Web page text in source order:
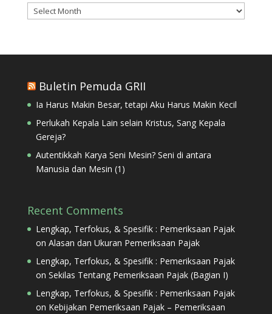
Masa
Penulisan
Buletin Pemuda GRII
Ia Harus Makin Besar, tetapi Aku Harus Makin Kecil
Perlukah Kepala Lain selain Kristus, Sang Kepala
Gereja?
Autentikkah Karya Seni Mesin? Seni di antara
Manusia dan Mesin (1)
Recent Comments
Lengkap, Terfokus, & Spesifik : Pemeriksaan Pajak
on Alasan dan Ukuran Pemeriksaan Pajak
Lengkap, Terfokus, & Spesifik : Pemeriksaan Pajak
on Sekilas Tentang Pemeriksaan Pajak (Bagian I)
Lengkap, Terfokus, & Spesifik : Pemeriksaan Pajak
on Kebijakan Pemeriksaan Pajak – Pemeriksaan